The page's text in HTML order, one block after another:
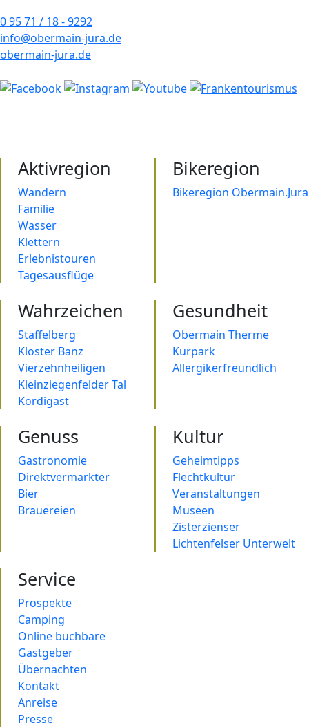
0 95 71 / 18 - 9292
info@obermain-jura.de
obermain-jura.de
Aktivregion
Wandern
Familie
Wasser
Klettern
Erlebnistouren
Tagesausflüge
Bikeregion
Bikeregion Obermain.Jura
Wahrzeichen
Staffelberg
Kloster Banz
Vierzehnheiligen
Kleinziegenfelder Tal
Kordigast
Gesundheit
Obermain Therme
Kurpark
Allergikerfreundlich
Genuss
Gastronomie
Direktvermarkter
Bier
Brauereien
Kultur
Geheimtipps
Flechtkultur
Veranstaltungen
Museen
Zisterzienser
Lichtenfelser Unterwelt
Service
Prospekte
Camping
Online buchbare
Gastgeber
Übernachten
Kontakt
Anreise
Presse